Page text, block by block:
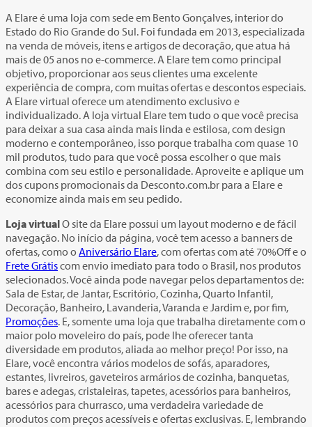
A Elare é uma loja com sede em Bento Gonçalves, interior do
Estado do Rio Grande do Sul. Foi fundada em 2013, especializada
na venda de móveis, itens e artigos de decoração, que atua há
mais de 05 anos no e-commerce. A Elare tem como principal
objetivo, proporcionar aos seus clientes uma excelente
experiência de compra, com muitas ofertas e descontos especiais.
A Elare virtual oferece um atendimento exclusivo e
individualizado. A loja virtual Elare tem tudo o que você precisa
para deixar a sua casa ainda mais linda e estilosa, com design
moderno e contemporâneo, isso porque trabalha com quase 10
mil produtos, tudo para que você possa escolher o que mais
combina com seu estilo e personalidade. Aproveite e aplique um
dos cupons promocionais da Desconto.com.br para a Elare e
economize ainda mais em seu pedido.
Loja virtualO site da Elare possui um layout moderno e de fácil
navegação. No início da página, você tem acesso a banners de
ofertas, como o Aniversário Elare, com ofertas com até 70%Off e o
Frete Grátiscom envio imediato para todo o Brasil, nos produtos
selecionados. Você ainda pode navegar pelos departamentos de:
Sala de Estar, de Jantar, Escritório, Cozinha, Quarto Infantil,
Decoração, Banheiro, Lavanderia, Varanda e Jardim e, por fim,
Promoções. E, somente uma loja que trabalha diretamente com o
maior polo moveleiro do país, pode lhe oferecer tanta
diversidade em produtos, aliada ao melhor preço! Por isso, na
Elare, você encontra vários modelos de sofás, aparadores,
estantes, livreiros, gaveteiros armários de cozinha, banquetas,
bares e adegas, cristaleiras, tapetes, acessórios para banheiros,
acessórios para churrasco, uma verdadeira variedade de
produtos com preços acessíveis e ofertas exclusivas. E, lembrando